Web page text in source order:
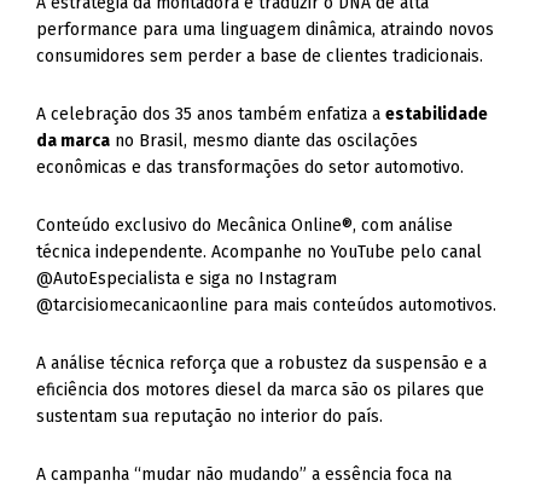
performance para uma linguagem dinâmica, atraindo novos
consumidores sem perder a base de clientes tradicionais.
A celebração dos 35 anos também enfatiza aestabilidade
da marca no Brasil, mesmo diante das oscilações
econômicas e das transformações do setor automotivo.
Conteúdo exclusivo do Mecânica Online®, com análise
técnica independente. Acompanhe no YouTube pelo canal
@AutoEspecialista e siga no Instagram
@tarcisiomecanicaonline para mais conteúdos automotivos.
A análise técnica reforça que a robustez da suspensão e a
eficiência dos motores diesel da marca são os pilares que
sustentam sua reputação no interior do país.
A campanha “mudar não mudando” a essência foca na